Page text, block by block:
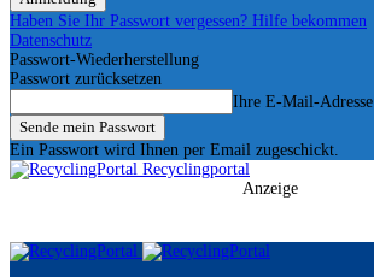
Haben Sie Ihr Passwort vergessen? Hilfe bekommen
Datenschutz
Passwort-Wiederherstellung
Passwort zurücksetzen
Ihre E-Mail-Adresse
Ein Passwort wird Ihnen per Email zugeschickt.
Recyclingportal
Anzeige